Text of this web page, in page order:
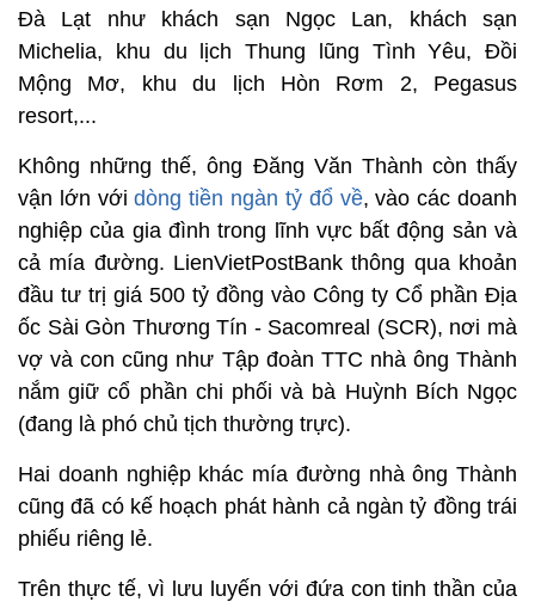
Đà Lạt như khách sạn Ngọc Lan, khách sạn
Michelia, khu du lịch Thung lũng Tình Yêu, Đồi
Mộng Mơ, khu du lịch Hòn Rơm 2, Pegasus
resort,...
Không những thế, ông Đăng Văn Thành còn thấy
vận lớn vớidòng tiền ngàn tỷ đổ về, vào các doanh
nghiệp của gia đình trong lĩnh vực bất động sản và
cả mía đường. LienVietPostBank thông qua khoản
đầu tư trị giá 500 tỷ đồng vào Công ty Cổ phần Địa
ốc Sài Gòn Thương Tín - Sacomreal (SCR), nơi mà
vợ và con cũng như Tập đoàn TTC nhà ông Thành
nắm giữ cổ phần chi phối và bà Huỳnh Bích Ngọc
(đang là phó chủ tịch thường trực).
Hai doanh nghiệp khác mía đường nhà ông Thành
cũng đã có kế hoạch phát hành cả ngàn tỷ đồng trái
phiếu riêng lẻ.
Trên thực tế, vì lưu luyến với đứa con tinh thần của